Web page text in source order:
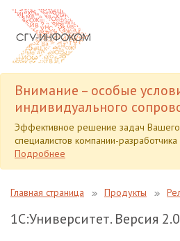
Внимание – особые
индивидуального
Эффективное решение задач Вашего
специалистов компании-разработчика
Подробнее
Главная страница Продукты
1С:Университет. Версия